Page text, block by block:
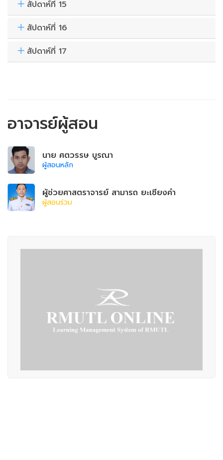
สัปดาห์ที่ 15
สัปดาห์ที่ 16
สัปดาห์ที่ 17
อาจารย์ผู้สอน
นาย ศตวรรษ บูรณา
ผู้สอนหลัก
ผู้ช่วยศาสตราจารย์ สามารถ ยะเชียงคำ
ผู้สอนร่วม